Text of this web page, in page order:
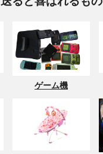
ゲーム機